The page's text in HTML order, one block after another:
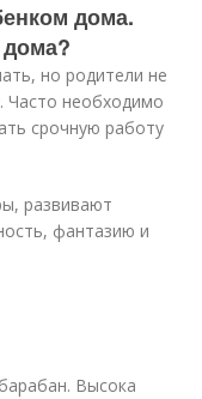
дома.
дома?
но родители не
Часто необходимо
срочную работу
развивают
фантазию и
Высока